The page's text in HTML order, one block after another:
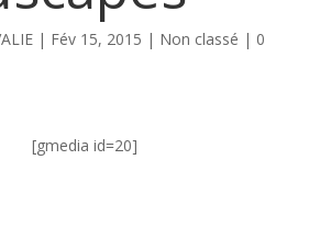
| Fév 15, 2015 | Non classé | 0
[gmedia id=20]